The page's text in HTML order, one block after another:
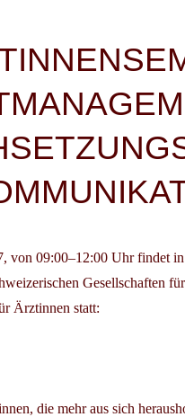
, von 09:00–12:00 Uhr findet
Gesellschaften
Ärztinnen statt:
die mehr aus sich